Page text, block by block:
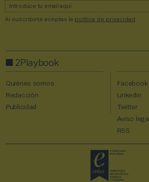
Al suscribirte aceptas la política de privacidad .
2Playbook
Quiénes somos
Redacción
Publicidad
Facebook
Linkedin
Twitter
Aviso legal
RSS